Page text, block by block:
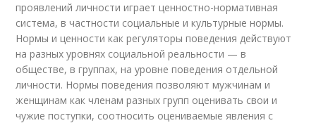
проявлений личности играет ценностно-нормативная
система, в частности социальные и культурные нормы.
Нормы и ценности как регуляторы поведения действуют
на разных уровнях социальной реальности — в
обществе, в группах, на уровне поведения отдельной
личности. Нормы поведения позволяют мужчинам и
женщинам как членам разных групп оценивать свои и
чужие поступки, соотносить оцениваемые явления с